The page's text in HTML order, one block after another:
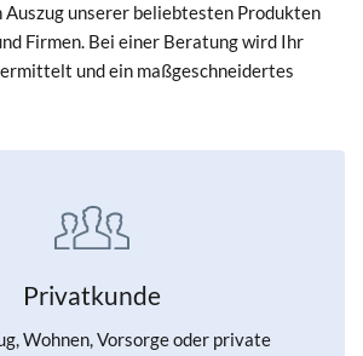
Auszug unserer beliebtesten Produkten
Firmen. Bei einer Beratung wird Ihr
und ein maßgeschneidertes
Privatkunde
Wohnen, Vorsorge oder private